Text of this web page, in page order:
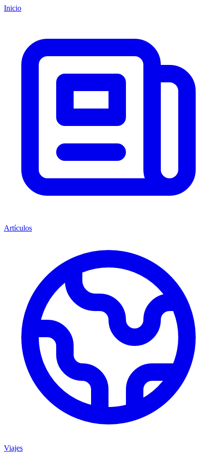
Inicio
Artículos
Viajes